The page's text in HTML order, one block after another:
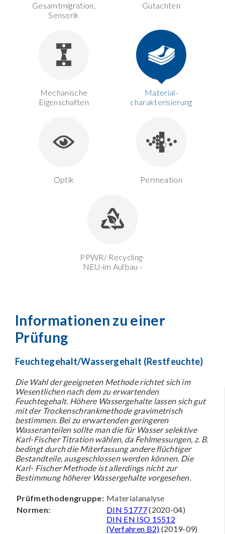
Gesamtmigration,
Sensorik
Gutachten
Mechanische
Eigenschaften
Material-
charakterisierung
Optik Permeation
PPWR/ Recycling-
NEU-im Aufbau -
Informationen zu einer
Prüfung
Feuchtegehalt/Wassergehalt (Restfeuchte)
Die Wahl der geeigneten Methode richtet sich im
Wesentlichen nach dem zu erwartenden
Feuchtegehalt. Höhere Wassergehalte lassen sich gut
mit der Trockenschrankmethode gravimetrisch
bestimmen. Bei zu erwartenden geringeren
Wasseranteilen sollte man die für Wasser selektive
Karl-Fischer Titration wählen, da Fehlmessungen, z. B.
bedingt durch die Miterfassung andere flüchtiger
Bestandteile, ausgeschlossen werden können. Die
Karl- Fischer Methode ist allerdings nicht zur
Bestimmung höherer Wassergehalte vorgesehen.
Prüfmethodengruppe: Materialanalyse
Normen:
DIN 51777(2020-04)
DIN EN ISO 15512
(Verfahren B2) (2019-09)